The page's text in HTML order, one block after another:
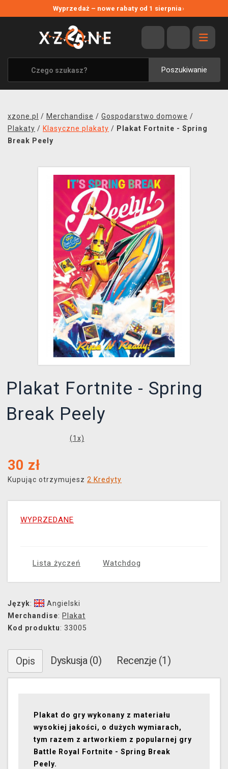
Wyprzedaż – nowe rabaty od 1 sierpnia›
Poszukiwanie
WYPRZEDAŻ
WSZYSTKIE MARKI
XZONE ORIGINALS
UBRANIA I AKCESORIA
SOUNDTRACKI
TRANSPORT
XZONE KLUB
xzone.pl / Merchandise / Gospodarstwo domowe /
Plakaty / Klasyczne plakaty / Plakat Fortnite - Spring
Break Peely
Plakat Fortnite - Spring
Break Peely
(1 x)
30 zł
Kupując otrzymujesz 2 Kredyty
WYPRZEDANE
Lista życzeń Watchdog
Język:
Angielski
Merchandise: Plakat
Kod produktu: 33005
Opis Dyskusja (0) Recenzje (1)
Plakat do gry wykonany z materiału
wysokiej jakości, o dużych wymiarach,
tym razem z artworkiem z popularnej gry
Battle Royal Fortnite - Spring Break
Peely.